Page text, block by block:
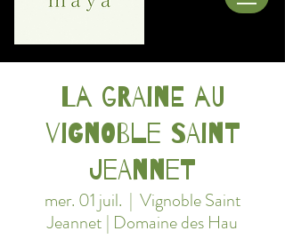
La graine au
vignoble Saint
Jeannet
mer. 01 juil.
  |
Vignoble Saint
Jeannet | Domaine des Hau